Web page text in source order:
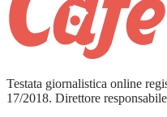
Testata giornalistica online
17/2018. Direttore